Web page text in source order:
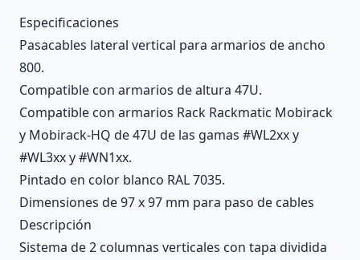
Description
Especificaciones
Pasacables lateral vertical para armarios de ancho
800.
Compatible con armarios de altura 47U.
Compatible con armarios Rack Rackmatic Mobirack
y Mobirack-HQ de 47U de las gamas #WL2xx y
#WL3xx y #WN1xx.
Pintado en color blanco RAL 7035.
Dimensiones de 97 x 97 mm para paso de cables
Descripción
Sistema de 2 columnas verticales con tapa dividida